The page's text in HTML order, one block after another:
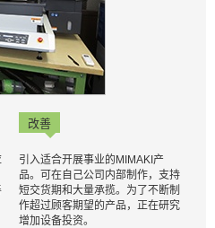
改善
引入适合开展事业的MIMAKI产
品。可在自己公司内部制作，支持
短交货期和大量承揽。为了不断制
作超过顾客期望的产品，正在研究
增加设备投资。